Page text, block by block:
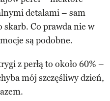
detalami – sam
skarb. Co prawda nie w
są podobne.
z perłą to około 60% –
mój szczęśliwy dzień,